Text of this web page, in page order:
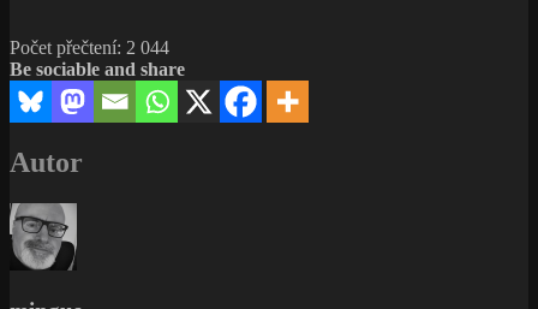
Počet přečtení: 2 044
Be sociable and share
Autor